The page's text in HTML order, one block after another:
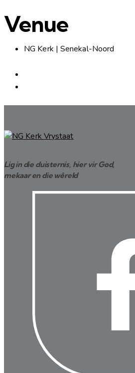
Venue
NG Kerk | Senekal-Noord
Lig in die duisternis, hier vir God,
mekaar en die wêreld